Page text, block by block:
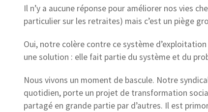
Il n’y a aucune réponse pour améliorer nos vies
particulier sur les retraites) mais c’est un piège
Oui, notre colère contre ce système
une solution : elle fait partie du système et du
Nous vivons un moment de bascule. Notre
quotidien, porte un projet de transformation
partagé en grande partie par d’autres. Il est